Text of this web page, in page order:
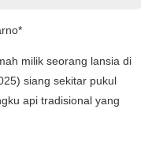
milik seorang lansia di
siang sekitar pukul
api tradisional yang